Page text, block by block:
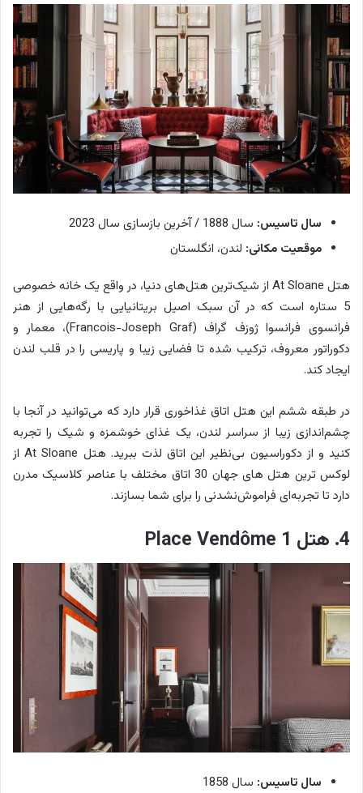
سال تاسیس: سال 1888 / آخرین بازسازی سال 2023
موقعیت مکانی: لندن، انگلستان
هتل At Sloane از شیک‌ترین هتل‌‌های دنیا، در واقع یک خانه خصوصی
5 ستاره است که در آن سبک اصیل بریتانیایی با رگه‌هایی از هنر
فرانسوی فرانسوا ژوزف گراف (Francois-Joseph Graf)، معمار و
دکوراتور معروف، ترکیب شده تا فضایی زیبا و پاریسی را در قلب لندن
ایجاد کند.
در طبقه ششم این هتل اتاق غذاخوری قرار دارد که می‌توانید در آنجا با
چشم‌اندازی زیبا از سراسر لندن، یک غذای خوشمزه و شیک را تجربه
کنید و از دکوراسیون بی‌نظیر این اتاق لذت ببرید. هتل At Sloane از
لوکس ترین هتل های جهان 30 اتاق مختلف با عناصر کلاسیک مدرن
دارد تا تجربه‌ای فراموش‌نشدنی را برای شما بسازند.
4. هتل 1 Place Vendôme
سال تاسیس: سال 1858